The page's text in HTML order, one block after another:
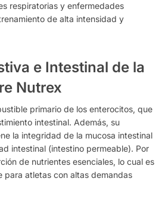
respiratorias y enfermedades
de alta intensidad y
e Intestinal de la
Nutrex
primario de los enterocitos, que
intestinal. Además, su
la integridad de la mucosa intestinal
intestinal (intestino permeable). Por
de nutrientes esenciales, lo cual es
para atletas con altas demandas